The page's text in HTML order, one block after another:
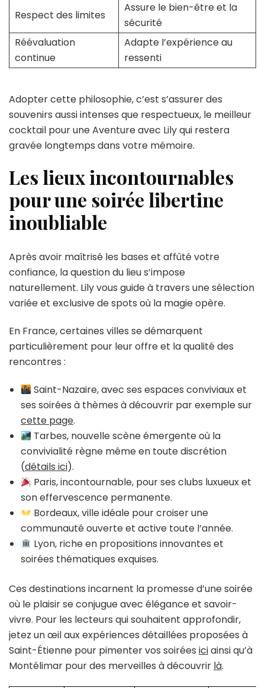
Respect des limites
Assure le bien-être et la
sécurité
Réévaluation
continue
Adapte l’expérience au
ressenti
Adopter cette philosophie, c’est s’assurer des
souvenirs aussi intenses que respectueux, le meilleur
cocktail pour une Aventure avec Lily qui restera
gravée longtemps dans votre mémoire.
Les lieux incontournables
pour une soirée libertine
inoubliable
Après avoir maîtrisé les bases et affûté votre
confiance, la question du lieu s’impose
naturellement. Lily vous guide à travers une sélection
variée et exclusive de spots où la magie opère.
En France, certaines villes se démarquent
particulièrement pour leur offre et la qualité des
rencontres :
Saint-Nazaire, avec ses espaces conviviaux et
ses soirées à thèmes à découvrir par exemple sur
cette page.
Tarbes, nouvelle scène émergente où la
convivialité règne même en toute discrétion
(détails ici).
Paris, incontournable, pour ses clubs luxueux et
son effervescence permanente.
Bordeaux, ville idéale pour croiser une
communauté ouverte et active toute l’année.
Lyon, riche en propositions innovantes et
soirées thématiques exquises.
Ces destinations incarnent la promesse d’une soirée
où le plaisir se conjugue avec élégance et savoir-
vivre. Pour les lecteurs qui souhaitent approfondir,
jetez un œil aux expériences détaillées proposées à
Saint-Étienne pour pimenter vos soirées iciainsi qu’à
Montélimar pour des merveilles à découvrir là.